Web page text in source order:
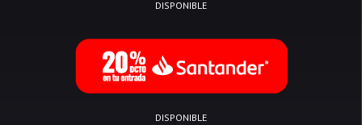
DISPONIBLE
DISPONIBLE